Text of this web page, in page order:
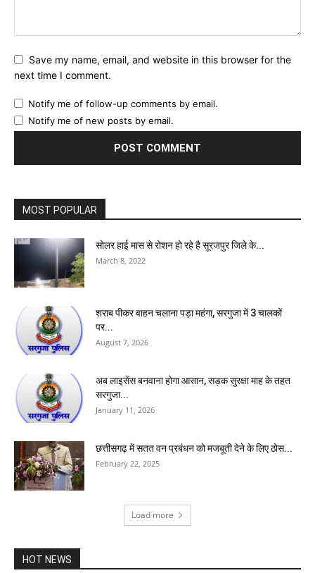
Save my name, email, and website in this browser for the
next time I comment.
Notify me of follow-up comments by email.
Notify me of new posts by email.
MOST POPULAR
सोलर हाई मास से रोशन हो रहे है सूरजपुर जिले के...
March 8, 2022
शराब पीकर वाहन चलाना पड़ा महंगा, सरगुजा में 3 चालकों
पर...
August 7, 2026
अब लाइसेंस बनवाना होगा आसान, सड़क सुरक्षा माह के तहत
सरगुजा...
January 11, 2026
छत्तीसगढ़ में सतत वन प्रबंधन को मजबूती देने के लिए ठोस...
February 22, 2025
Load more
HOT NEWS